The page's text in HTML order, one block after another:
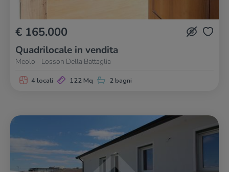
€ 165.000
Quadrilocale in vendita
Meolo - Losson Della Battaglia
4 locali 122 Mq 2 bagni